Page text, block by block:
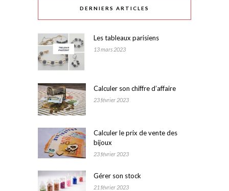
DERNIERS ARTICLES
Les tableaux parisiens
13 mars 2023
Calculer son chiffre d’affaire
23 février 2023
Calculer le prix de vente des
bijoux
23 février 2023
Gérer son stock
21 février 2023